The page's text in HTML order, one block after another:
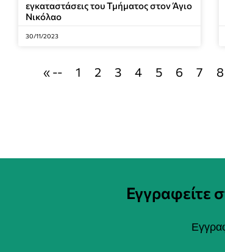
εγκαταστάσεις του Τμήματος στον Άγιο
Νικόλαο
30/11/2023
« -- 1 2 3 4 5 6 7 8
Εγγραφείτε